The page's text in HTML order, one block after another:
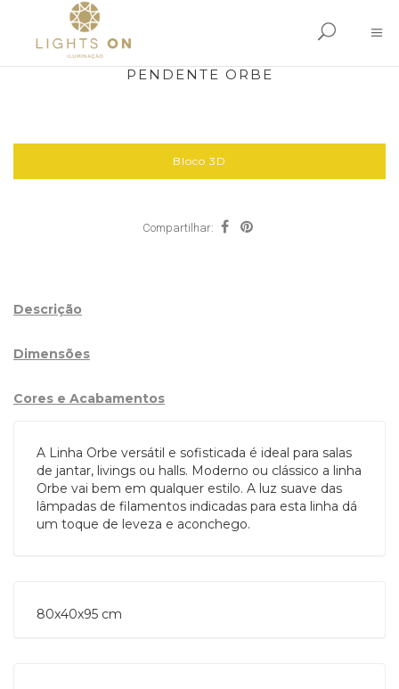
PENDENTE ORBE
Bloco 3D
Compartilhar:
Descrição
Dimensões
Cores e Acabamentos
A Linha Orbe versátil e sofisticada é ideal para salas
de jantar, livings ou halls. Moderno ou clássico a linha
Orbe vai bem em qualquer estilo. A luz suave das
lâmpadas de filamentos indicadas para esta linha dá
um toque de leveza e aconchego.
80x40x95 cm